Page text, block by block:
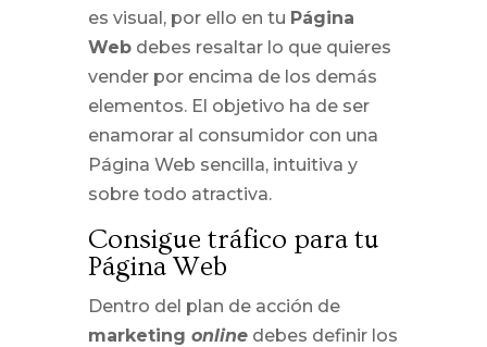
es visual, por ello en tu Página
Webdebes resaltar lo que quieres
vender por encima de los demás
elementos. El objetivo ha de ser
enamorar al consumidor con una
Página Web sencilla, intuitiva y
sobre todo atractiva.
Consigue tráfico para tu
Página Web
Dentro del plan de acción de
marketing onlinedebes definir los